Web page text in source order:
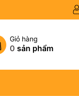
Giỏ hàng
0 sản phẩm